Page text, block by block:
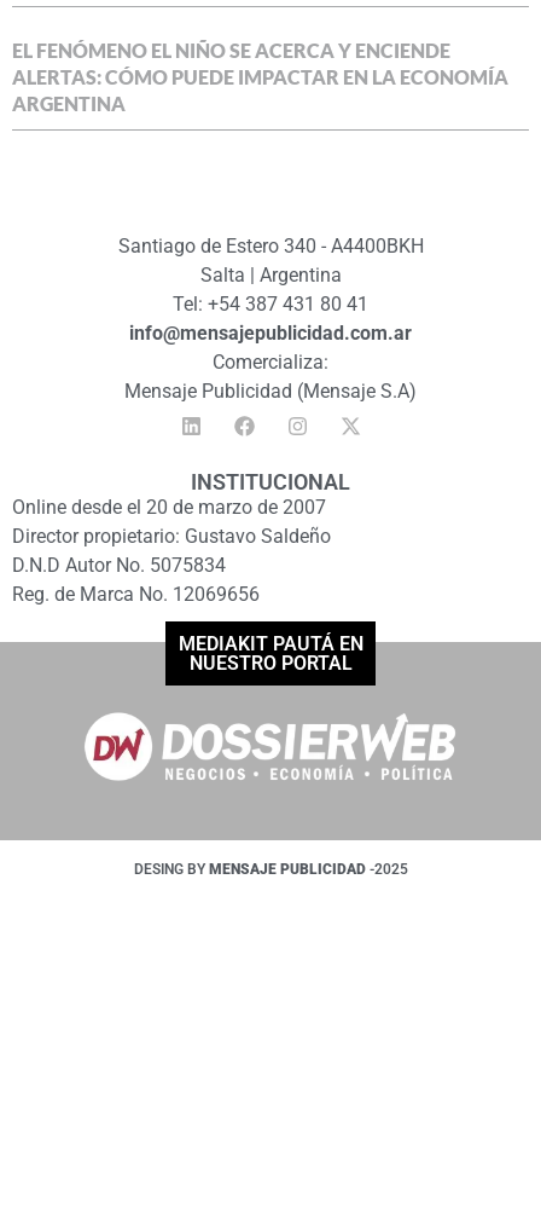
EL FENÓMENO EL NIÑO SE ACERCA Y ENCIENDE
ALERTAS: CÓMO PUEDE IMPACTAR EN LA ECONOMÍA
ARGENTINA
Santiago de Estero 340 - A4400BKH
Salta | Argentina
Tel: +54 387 431 80 41
info@mensajepublicidad.com.ar
Comercializa:
Mensaje Publicidad (Mensaje S.A)
INSTITUCIONAL
Online desde el 20 de marzo de 2007
Director propietario: Gustavo Saldeño
D.N.D Autor No. 5075834
Reg. de Marca No. 12069656
MEDIAKIT PAUTÁ EN
NUESTRO PORTAL
DESING BY MENSAJE PUBLICIDAD -2025